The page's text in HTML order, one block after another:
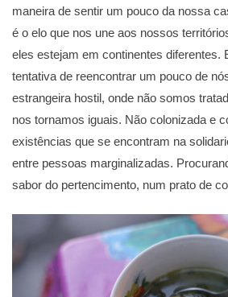
maneira de sentir um pouco da nossa
é o elo que nos une aos nossos
eles estejam em continentes diferentes.
tentativa de reencontrar um pouco de
estrangeira hostil, onde não somos
nos tornamos iguais. Não colonizada e
existências que se encontram na
entre pessoas marginalizadas.
sabor do pertencimento, num prato de